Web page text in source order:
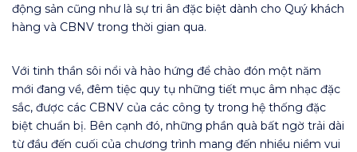
động sản cũng như là sự tri ân đặc biệt dành cho Quý khách
hàng và CBNV trong thời gian qua.
Với tinh thần sôi nổi và hào hứng để chào đón một năm
mới đang về, đêm tiệc quy tụ những tiết mục âm nhạc đặc
sắc, được các CBNV của các công ty trong hệ thống đặc
biệt chuẩn bị. Bên cạnh đó, những phần quà bất ngờ trải dài
từ đầu đến cuối của chương trình mang đến nhiều niềm vui